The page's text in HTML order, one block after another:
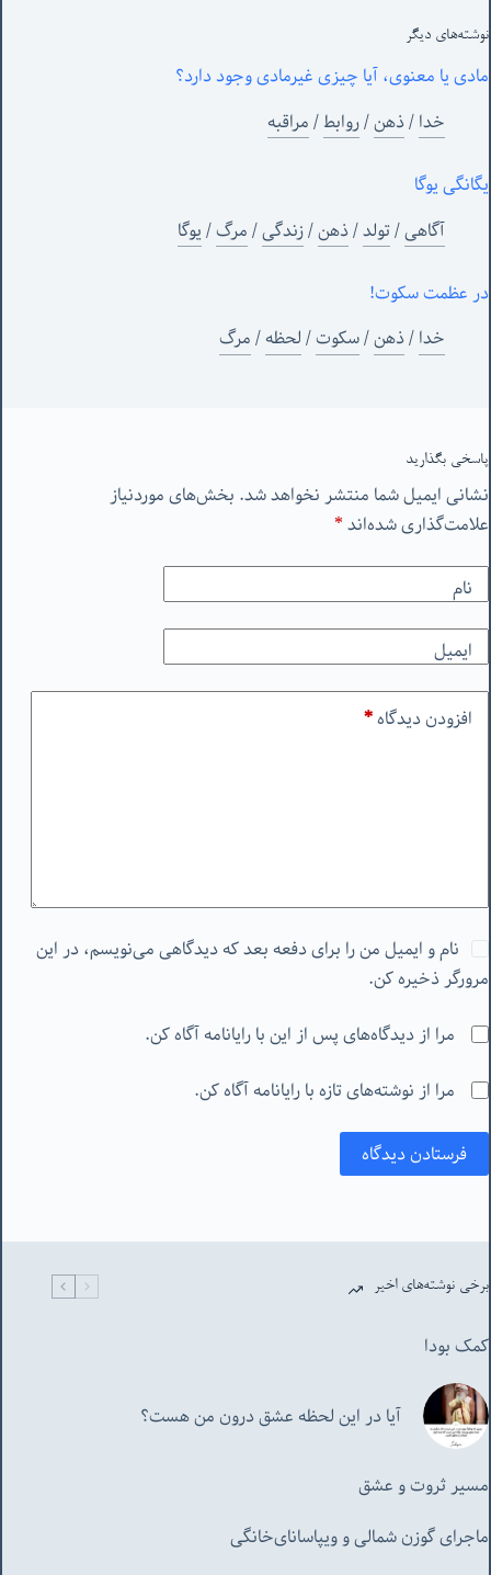
نوشته‌های‌ دیگر
مادی یا معنوی، آیا چیزی غیرمادی وجود دارد؟
خدا/ذهن/روابط/مراقبه
یگانگی یوگا
آگاهی/تولد/ذهن/زندگی/مرگ/یوگا
در عظمت سکوت!
خدا/ذهن/سکوت/لحظه/مرگ
پاسخی بگذارید
نشانی ایمیل شما منتشر نخواهد شد. بخش‌های موردنیاز
علامت‌گذاری شده‌اند*
نام
ایمیل
افزودن دیدگاه*
نام و ایمیل من را برای دفعه بعد که دیدگاهی می‌نویسم، در این
مرورگر ذخیره کن.
مرا از دیدگاه‌های پس از این با رایانامه آگاه کن.
مرا از نوشته‌های تازه با رایانامه آگاه کن.
فرستادن دیدگاه
برخی نوشته‌های اخیر
کمک بودا
آیا در این لحظه عشق درون من هست؟
مسیر ثروت و عشق
ماجرای گوزن شمالی و‌ ویپاسانای‌خانگی